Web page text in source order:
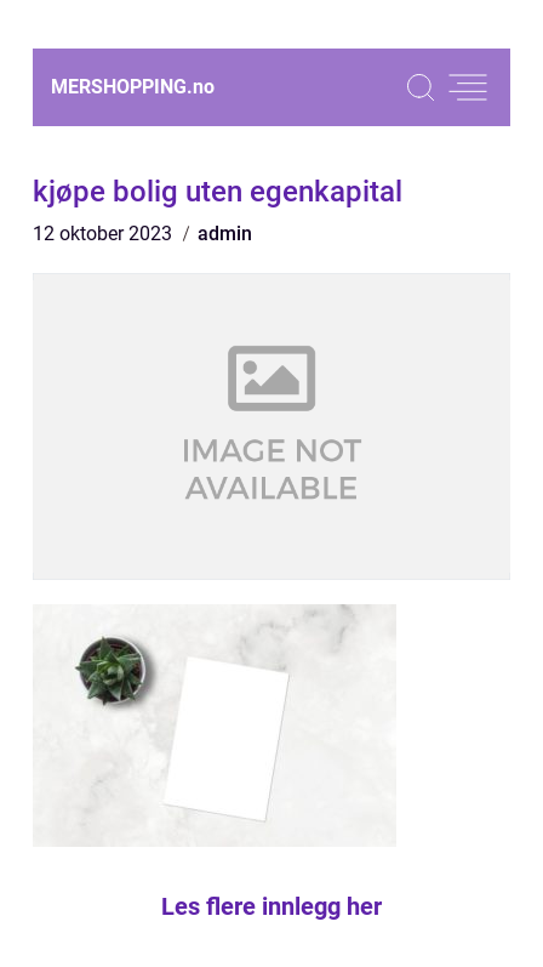
MERSHOPPING.no
kjøpe bolig uten egenkapital
12 oktober 2023 admin
Les flere innlegg her